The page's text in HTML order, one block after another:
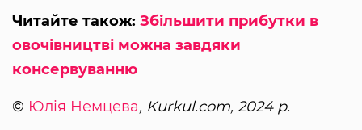
Читайте також: Збільшити прибутки в
овочівництві можна завдяки
консервуванню
© Юлія Немцева, Kurkul.com, 2024 р.